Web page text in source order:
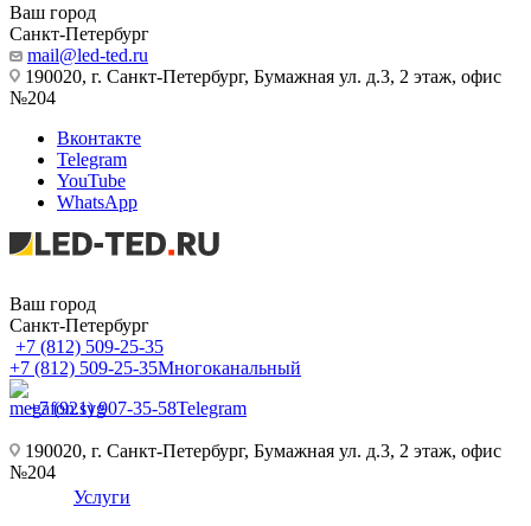
Ваш город
Санкт-Петербург
mail@led-ted.ru
190020, г. Санкт-Петербург, Бумажная ул. д.3, 2 этаж, офис
№204
Вконтакте
Telegram
YouTube
WhatsApp
Ваш город
Санкт-Петербург
+7 (812) 509-25-35
+7 (812) 509-25-35Многоканальный
+7 (921) 907-35-58Telegram
190020, г. Санкт-Петербург, Бумажная ул. д.3, 2 этаж, офис
№204
Услуги